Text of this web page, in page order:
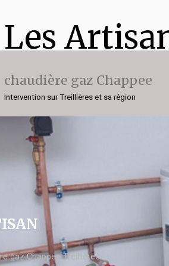
Les
chaudière gaz Chappee
Intervention sur Treillières et sa région
gaz Chappee Treillières